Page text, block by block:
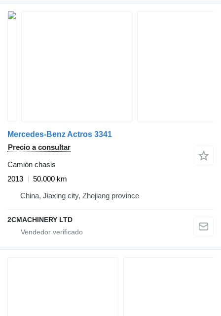
Mercedes-Benz Actros 3341
Precio a consultar
Camión chasis
2013
50.000 km
China, Jiaxing city, Zhejiang province
2CMACHINERY LTD